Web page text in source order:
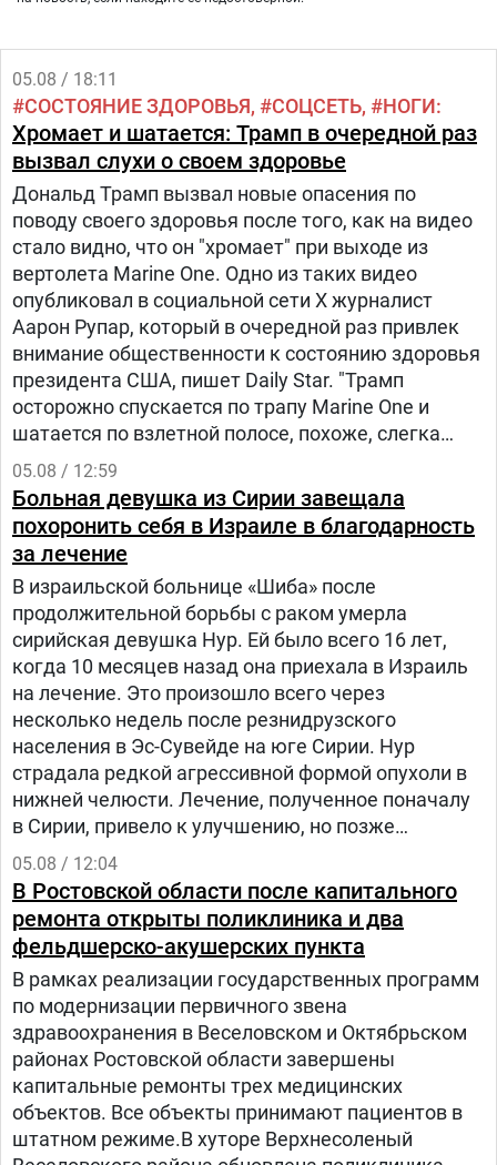
05.08 / 18:11
СОСТОЯНИЕ ЗДОРОВЬЯ СОЦСЕТЬ НОГИ
Хромает и шатается: Трамп в очередной раз
вызвал слухи о своем здоровье
Дональд Трамп вызвал новые опасения по
поводу своего здоровья после того, как на видео
стало видно, что он "хромает" при выходе из
вертолета Marine One. Одно из таких видео
опубликовал в социальной сети Х журналист
Аарон Рупар, который в очередной раз привлек
внимание общественности к состоянию здоровья
президента США, пишет Daily Star. "Трамп
осторожно спускается по трапу Marine One и
шатается по взлетной полосе, похоже, слегка
прихрамывая", — написал журналист.
05.08 / 12:59
Больная девушка из Сирии завещала
похоронить себя в Израиле в благодарность
за лечение
В израильской больнице «Шиба» после
продолжительной борьбы с раком умерла
сирийская девушка Нур. Ей было всего 16 лет,
когда 10 месяцев назад она приехала в Израиль
на лечение. Это произошло всего через
несколько недель после резнидрузского
населения в Эс-Сувейде на юге Сирии. Нур
страдала редкой агрессивной формой опухоли в
нижней челюсти. Лечение, полученное поначалу
в Сирии, привело к улучшению, но позже
произошел рецидив болезни. Нур попала на
лечение в «Шибу» в рамках гуманитарного
проекта «Шевет-ахим» («Кровные братья).
05.08 / 12:04
В Ростовской области после капитального
ремонта открыты поликлиника и два
фельдшерско-акушерских пункта
В рамках реализации государственных программ
по модернизации первичного звена
здравоохранения в Веселовском и Октябрьском
районах Ростовской области завершены
капитальные ремонты трех медицинских
объектов. Все объекты принимают пациентов в
штатном режиме.В хуторе Верхнесоленый